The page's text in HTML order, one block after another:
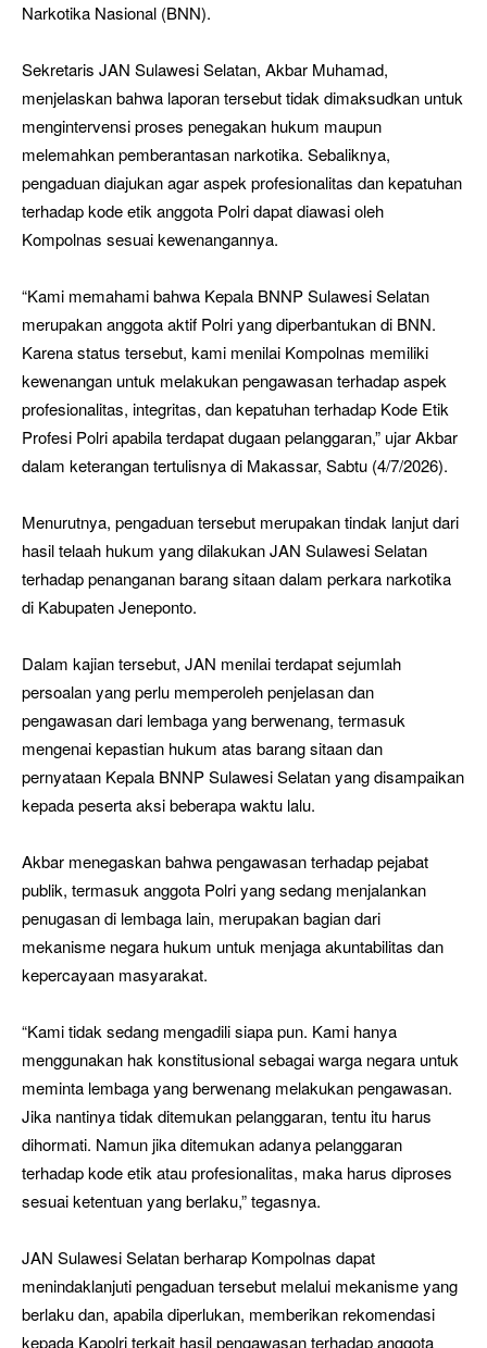
Narkotika Nasional (BNN).
Sekretaris JAN Sulawesi Selatan, Akbar Muhamad,
menjelaskan bahwa laporan tersebut tidak dimaksudkan untuk
mengintervensi proses penegakan hukum maupun
melemahkan pemberantasan narkotika. Sebaliknya,
pengaduan diajukan agar aspek profesionalitas dan kepatuhan
terhadap kode etik anggota Polri dapat diawasi oleh
Kompolnas sesuai kewenangannya.
“Kami memahami bahwa Kepala BNNP Sulawesi Selatan
merupakan anggota aktif Polri yang diperbantukan di BNN.
Karena status tersebut, kami menilai Kompolnas memiliki
kewenangan untuk melakukan pengawasan terhadap aspek
profesionalitas, integritas, dan kepatuhan terhadap Kode Etik
Profesi Polri apabila terdapat dugaan pelanggaran,” ujar Akbar
dalam keterangan tertulisnya di Makassar, Sabtu (4/7/2026).
Menurutnya, pengaduan tersebut merupakan tindak lanjut dari
hasil telaah hukum yang dilakukan JAN Sulawesi Selatan
terhadap penanganan barang sitaan dalam perkara narkotika
di Kabupaten Jeneponto.
Dalam kajian tersebut, JAN menilai terdapat sejumlah
persoalan yang perlu memperoleh penjelasan dan
pengawasan dari lembaga yang berwenang, termasuk
mengenai kepastian hukum atas barang sitaan dan
pernyataan Kepala BNNP Sulawesi Selatan yang disampaikan
kepada peserta aksi beberapa waktu lalu.
Akbar menegaskan bahwa pengawasan terhadap pejabat
publik, termasuk anggota Polri yang sedang menjalankan
penugasan di lembaga lain, merupakan bagian dari
mekanisme negara hukum untuk menjaga akuntabilitas dan
kepercayaan masyarakat.
“Kami tidak sedang mengadili siapa pun. Kami hanya
menggunakan hak konstitusional sebagai warga negara untuk
meminta lembaga yang berwenang melakukan pengawasan.
Jika nantinya tidak ditemukan pelanggaran, tentu itu harus
dihormati. Namun jika ditemukan adanya pelanggaran
terhadap kode etik atau profesionalitas, maka harus diproses
sesuai ketentuan yang berlaku,” tegasnya.
JAN Sulawesi Selatan berharap Kompolnas dapat
menindaklanjuti pengaduan tersebut melalui mekanisme yang
berlaku dan, apabila diperlukan, memberikan rekomendasi
kepada Kapolri terkait hasil pengawasan terhadap anggota